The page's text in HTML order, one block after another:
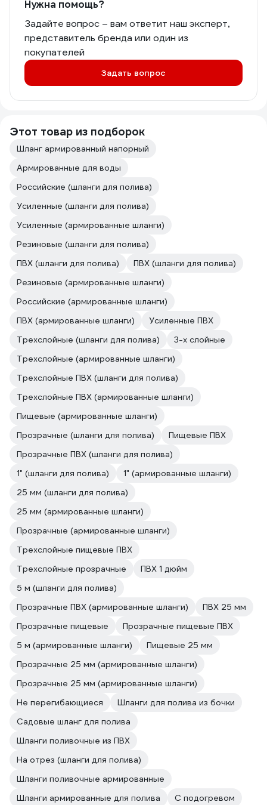
Нужна помощь?
Задайте вопрос – вам ответит наш эксперт,
представитель бренда или один из
покупателей
Задать вопрос
Этот товар из подборок
Шланг армированный напорный
Армированные для воды
Российские (шланги для полива)
Усиленные (шланги для полива)
Усиленные (армированные шланги)
Резиновые (шланги для полива)
ПВХ (шланги для полива)
ПВХ (шланги для полива)
Резиновые (армированные шланги)
Российские (армированные шланги)
ПВХ (армированные шланги)
Усиленные ПВХ
Трехслойные (шланги для полива)
3-х слойные
Трехслойные (армированные шланги)
Трехслойные ПВХ (шланги для полива)
Трехслойные ПВХ (армированные шланги)
Пищевые (армированные шланги)
Прозрачные (шланги для полива)
Пищевые ПВХ
Прозрачные ПВХ (шланги для полива)
1" (шланги для полива)
1" (армированные шланги)
25 мм (шланги для полива)
25 мм (армированные шланги)
Прозрачные (армированные шланги)
Трехслойные пищевые ПВХ
Трехслойные прозрачные
ПВХ 1 дюйм
5 м (шланги для полива)
Прозрачные ПВХ (армированные шланги)
ПВХ 25 мм
Прозрачные пищевые
Прозрачные пищевые ПВХ
5 м (армированные шланги)
Пищевые 25 мм
Прозрачные 25 мм (армированные шланги)
Прозрачные 25 мм (армированные шланги)
Не перегибающиеся
Шланги для полива из бочки
Садовые шланг для полива
Шланги поливочные из ПВХ
На отрез (шланги для полива)
Шланги поливочные армированные
Шланги армированные для полива
С подогревом